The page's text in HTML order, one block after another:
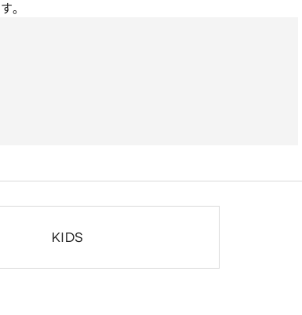
。
KIDS